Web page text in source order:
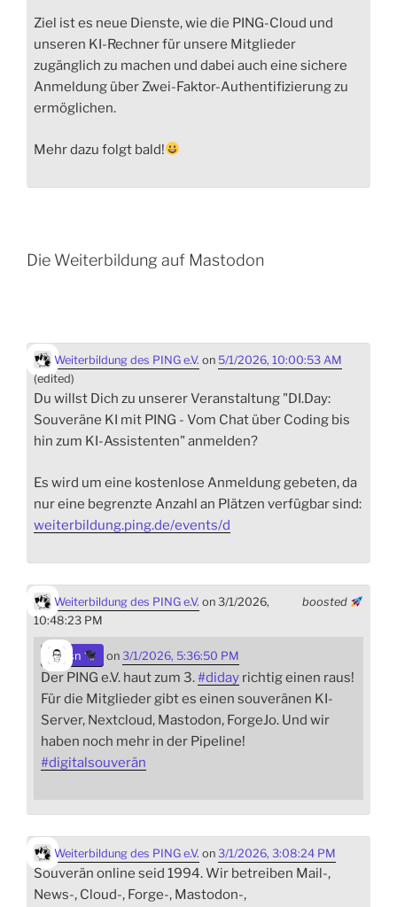
Ziel ist es neue Dienste, wie die PING-Cloud und
unseren KI-Rechner für unsere Mitglieder
zugänglich zu machen und dabei auch eine sichere
Anmeldung über Zwei-Faktor-Authentifizierung zu
ermöglichen.
Mehr dazu folgt bald!
Die Weiterbildung auf Mastodon
Weiterbildung des PING e.V. on 5/1/2026, 10:00:53 AM
(edited)
Du willst Dich zu unserer Veranstaltung "DI.Day:
Souveräne KI mit PING - Vom Chat über Coding bis
hin zum KI-Assistenten" anmelden?
Es wird um eine kostenlose Anmeldung gebeten, da
nur eine begrenzte Anzahl an Plätzen verfügbar sind:
weiterbildung.ping.de/events/d
boosted
Weiterbildung des PING e.V. on 3/1/2026,
10:48:23 PM
sn on 3/1/2026, 5:36:50 PM
Der PING e.V. haut zum 3.#diday richtig einen raus!
Für die Mitglieder gibt es einen souveränen KI-
Server, Nextcloud, Mastodon, ForgeJo. Und wir
haben noch mehr in der Pipeline!
#digitalsouverän
Weiterbildung des PING e.V. on 3/1/2026, 3:08:24 PM
Souverän online seid 1994. Wir betreiben Mail-,
News-, Cloud-, Forge-, Mastodon-,